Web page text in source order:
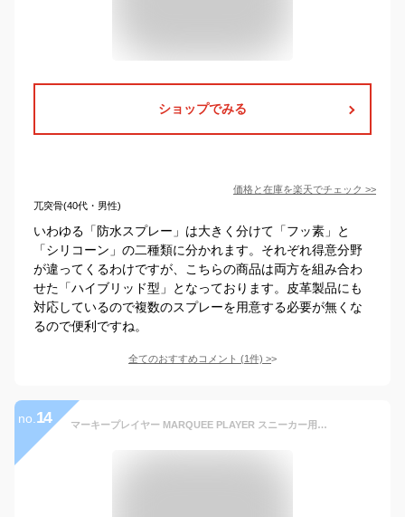
ショップでみる
価格と在庫を楽天でチェック >>
兀突骨(40代・男性)
いわゆる「防水スプレー」は大きく分けて「フッ素」と
「シリコーン」の二種類に分かれます。それぞれ得意分野
が違ってくるわけですが、こちらの商品は両方を組み合わ
せた「ハイブリッド型」となっております。皮革製品にも
対応しているので複数のスプレーを用意する必要が無くな
るので便利ですね。
全てのおすすめコメント (1件) >
no. 14 マーキープレイヤー MARQUEE PLAYER スニーカー用撥水撥油スプレー 防水スプレー 靴 スニーカー スエード 革 日本製 Sneaker Water Repellent Keeper No01 420ml [S]